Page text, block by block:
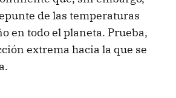
de las temperaturas
en todo el planeta. Prueba,
extrema hacia la que se